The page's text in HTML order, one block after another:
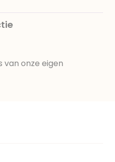
van onze eigen